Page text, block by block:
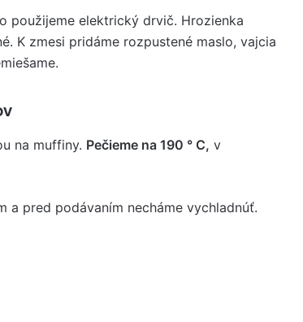
použijeme elektrický drvič. Hrozienka
K zmesi pridáme rozpustené maslo, vajcia
na muffiny. Pečieme na 190 ° C, v
a pred podávaním necháme vychladnúť.